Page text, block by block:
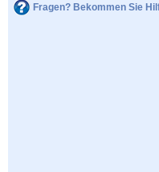
Fragen? Bekommen Sie